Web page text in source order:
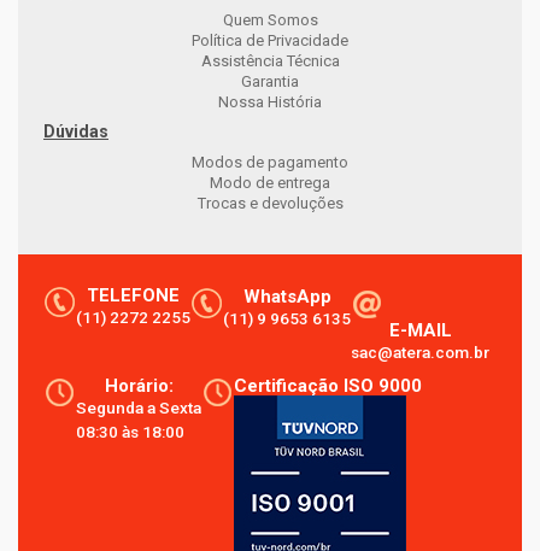
Quem Somos
Política de Privacidade
Assistência Técnica
Garantia
Nossa História
Dúvidas
Modos de pagamento
Modo de entrega
Trocas e devoluções
TELEFONE
(11) 2272 2255
WhatsApp
(11) 9 9653 6135
E-MAIL
sac@atera.com.br
Horário:
Segunda a Sexta
08:30 às 18:00
Certificação ISO 9000